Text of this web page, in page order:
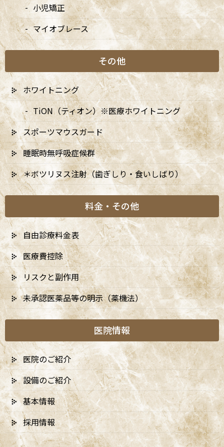
マイクロスコープとは？ ― 歯科用
手術顕微鏡による精密歯内療法
マイクロスコープ（歯科用手術顕微鏡）とは、肉眼では見えない
歯の細かな構造を、数倍～数十倍に拡大して観察できる高性能な
光学機器です。医科領域の脳外科・眼科などで広く用いられてい
る手術用顕微鏡と同じコンセプトの装置で、近年、歯科分野でも
根管治療や歯周外科、審美治療で欠かせない存在となりつつあり
ます。
歯の中の根管は、直径が0.1mm台という非常に細い世界で、枝分
かれや湾曲、石灰化など個体差も大きく、肉眼では「あるかどう
か」すら分からないような部分も多く存在します。マイクロスコ
ープを使うことで、こうした複雑な根管内を拡大・照明しながら丁
寧に観察・治療することが可能になります。
肉眼のみの根管治療の限界 ― なぜ
再発が起こるのか
従来型の根管治療では、レントゲンや触診の情報をもとに、歯科
医師の経験と勘を頼りに治療を行わざるを得ない場面が多くあり
ました。その結果、「痛みは一時的におさまったものの、数年後
に再び腫れてきた」「何度も根の治療を繰り返している」という
状況が生じることがあります。
見落とされがちな「追加根管」「分岐根
管」
上顎第一大臼歯のMB2根管に代表されるように、一見1本の根に見
えても、実際には複数の根管が存在することは珍しくありません。
肉眼では発見が難しいこうした根管が見落とされると、そこが感
染源として残り、再発の原因となることがあります。
小児矯正
マイオブレース
その他
ホワイトニング
TiON（ティオン）※医療ホワイトニング
スポーツマウスガード
睡眠時無呼吸症候群
＊ボツリヌス注射（歯ぎしり・食いしばり）
料金・その他
自由診療料金表
医療費控除
リスクと副作用
未承認医薬品等の明示（薬機法）
医院情報
医院のご紹介
設備のご紹介
基本情報
採用情報